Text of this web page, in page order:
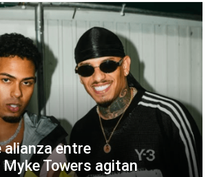
alianza entre
Towers agitan